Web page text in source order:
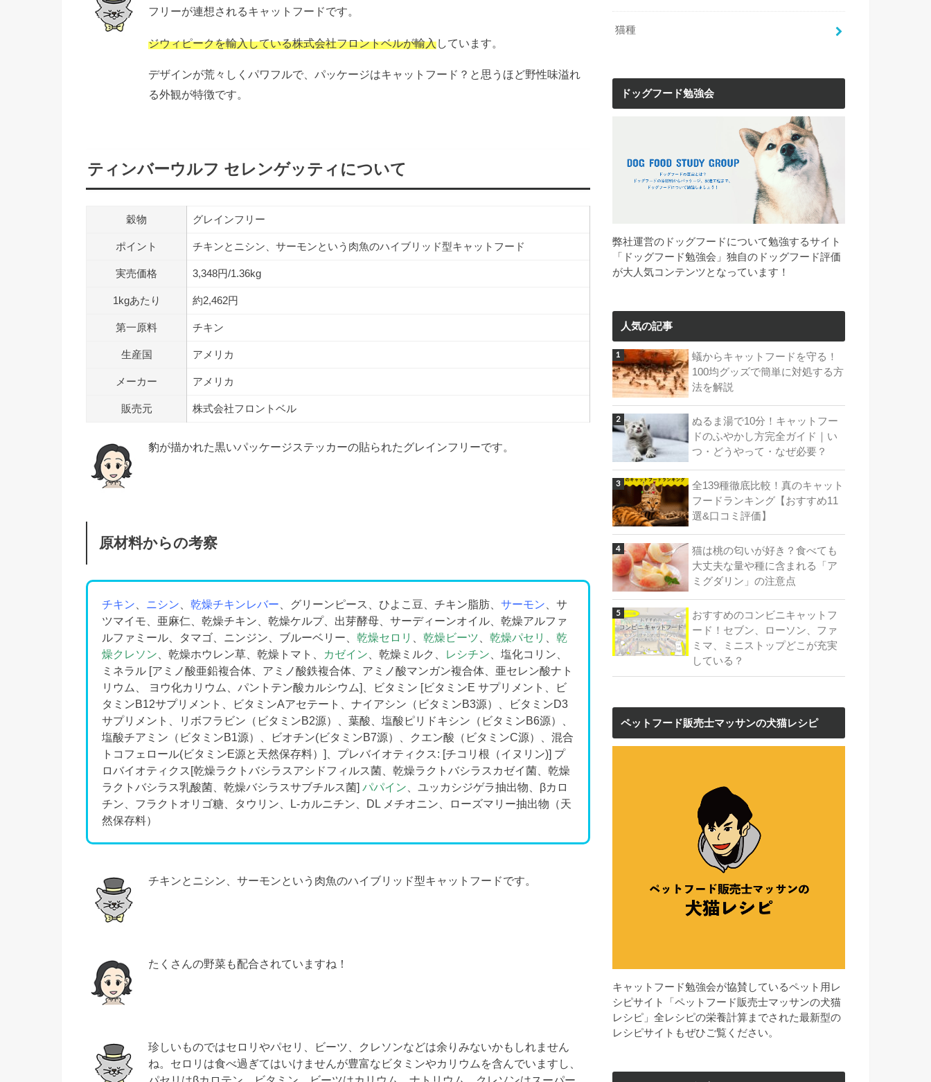
フリーが連想されるキャットフードです。
ジウィピークを輸入している株式会社フロントベルが輸入しています。
デザインが荒々しくパワフルで、パッケージはキャットフード？と思うほど野性味溢れ
る外観が特徴です。
ティンバーウルフ セレンゲッティについて
穀物 グレインフリー
ポイント チキンとニシン、サーモンという肉魚のハイブリッド型キャットフード
実売価格 3,348円/1.36kg
1kgあたり 約2,462円
第一原料 チキン
生産国 アメリカ
メーカー アメリカ
販売元 株式会社フロントベル
豹が描かれた黒いパッケージステッカーの貼られたグレインフリーです。
原材料からの考察
チキン ニシン 乾燥チキンレバー 、グリーンピース、ひよこ豆、チキン脂肪、 サーモン 、サ
ツマイモ、亜麻仁、乾燥チキン、乾燥ケルプ、出芽酵母、サーディーンオイル、乾燥アルファ
ルファミール、タマゴ、ニンジン、ブルーベリー、 乾燥セロリ 乾燥ビーツ 乾燥パセリ
乾
燥クレソン 、乾燥ホウレン草、乾燥トマト、 カゼイン 、乾燥ミルク、 レシチン 、塩化コリン、
ミネラル [アミノ酸亜鉛複合体、アミノ酸鉄複合体、アミノ酸マンガン複合体、亜セレン酸ナト
リウム、 ヨウ化カリウム、パントテン酸カルシウム]、ビタミン [ビタミンE サプリメント、ビ
タミンB12サプリメント、ビタミンAアセテート、ナイアシン（ビタミンB3源）、ビタミンD3
サプリメント、リボフラビン（ビタミンB2源）、葉酸、塩酸ピリドキシン（ビタミンB6源）、
塩酸チアミン（ビタミンB1源）、ビオチン(ビタミンB7源）、クエン酸（ビタミンC源）、混合
トコフェロール(ビタミンE源と天然保存料）]、プレバイオティクス: [チコリ根（イヌリン)] プ
ロバイオティクス[乾燥ラクトバシラスアシドフィルス菌、乾燥ラクトバシラスカゼイ菌、乾燥
ラクトバシラス乳酸菌、乾燥バシラスサブチルス菌] パパイン 、ユッカシジゲラ抽出物、βカロ
チン、フラクトオリゴ糖、タウリン、L-カルニチン、DL メチオニン、ローズマリー抽出物（天
然保存料）
チキンとニシン、サーモンという肉魚のハイブリッド型キャットフードです。
たくさんの野菜も配合されていますね！
珍しいものではセロリやパセリ、ビーツ、クレソンなどは余りみないかもしれません
ね。セロリは食べ過ぎてはいけませんが豊富なビタミンやカリウムを含んでいますし、
猫種
ドッグフード勉強会
弊社運営のドッグフードについて勉強するサイト
「ドッグフード勉強会」独自のドッグフード評価
が大人気コンテンツとなっています！
人気の記事
蟻からキャットフードを守る！
100均グッズで簡単に対処する方
法を解説
ぬるま湯で10分！キャットフー
ドのふやかし方完全ガイド｜い
つ・どうやって・なぜ必要？
全139種徹底比較！真のキャット
フードランキング【おすすめ11
選&口コミ評価】
猫は桃の匂いが好き？食べても
大丈夫な量や種に含まれる「ア
ミグダリン」の注意点
おすすめのコンビニキャットフ
ード！セブン、ローソン、ファ
ミマ、ミニストップどこが充実
している？
ペットフード販売士マッサンの犬猫レシピ
キャットフード勉強会が協賛しているペット用レ
シピサイト「ペットフード販売士マッサンの犬猫
レシピ」全レシピの栄養計算までされた最新型の
レシピサイトもぜひご覧ください。